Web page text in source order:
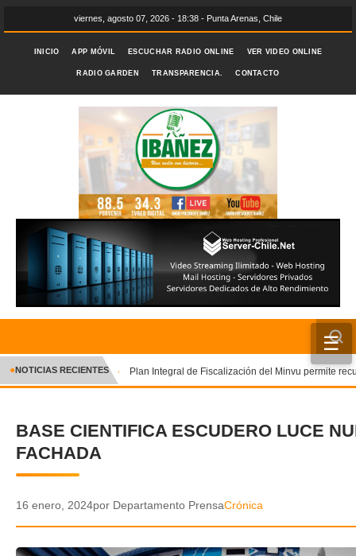
viernes, agosto 07, 2026 - 18:38 - Punta Arenas, Chile
INICIO APP MÓVIL ESCUCHAR RADIO ONLINE VER VIDEO ONLINE
RADIO GARDEN TRANSPARENCIA. CONTACTO
☰
INICIO
CRÓNICA
DEPORTES
POLICIAL
✕
●NOTICIAS RECIENTES Plan Integral de Fiscalización del Minvu permite
BASE CIENTIFICA ESCUDERO LUCE
FACHADA
16 enero, 2024por Departamento PrensaCrónica